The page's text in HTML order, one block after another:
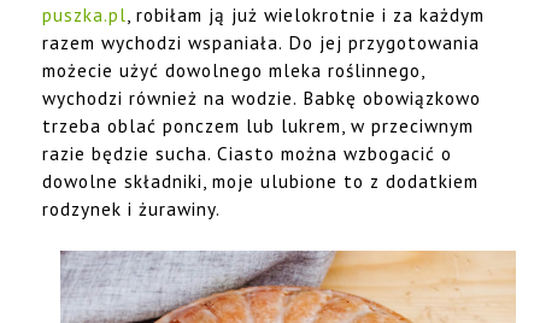
puszka.pl , robiłam ją już wielokrotnie i za każdym
razem wychodzi wspaniała. Do jej przygotowania
możecie użyć dowolnego mleka roślinnego,
wychodzi również na wodzie. Babkę obowiązkowo
trzeba oblać ponczem lub lukrem, w przeciwnym
razie będzie sucha. Ciasto można wzbogacić o
dowolne składniki, moje ulubione to z dodatkiem
rodzynek i żurawiny.